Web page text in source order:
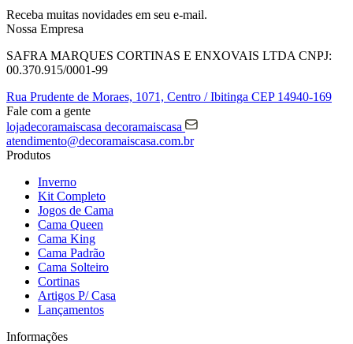
Receba muitas novidades em seu e-mail.
Nossa Empresa
SAFRA MARQUES CORTINAS E ENXOVAIS LTDA CNPJ:
00.370.915/0001-99
Rua Prudente de Moraes, 1071, Centro / Ibitinga CEP 14940-169
Fale com a gente
lojadecoramaiscasa decoramaiscasa
atendimento@decoramaiscasa.com.br
Produtos
Inverno
Kit Completo
Jogos de Cama
Cama Queen
Cama King
Cama Padrão
Cama Solteiro
Cortinas
Artigos P/ Casa
Lançamentos
Informações